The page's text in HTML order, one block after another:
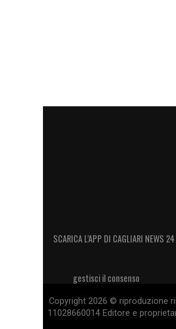
SCARICA L’APP DI CAGLIARI NEWS 24
gestisci il consenso
Copyright 2026 © riproduzione
11028660014 Editore e